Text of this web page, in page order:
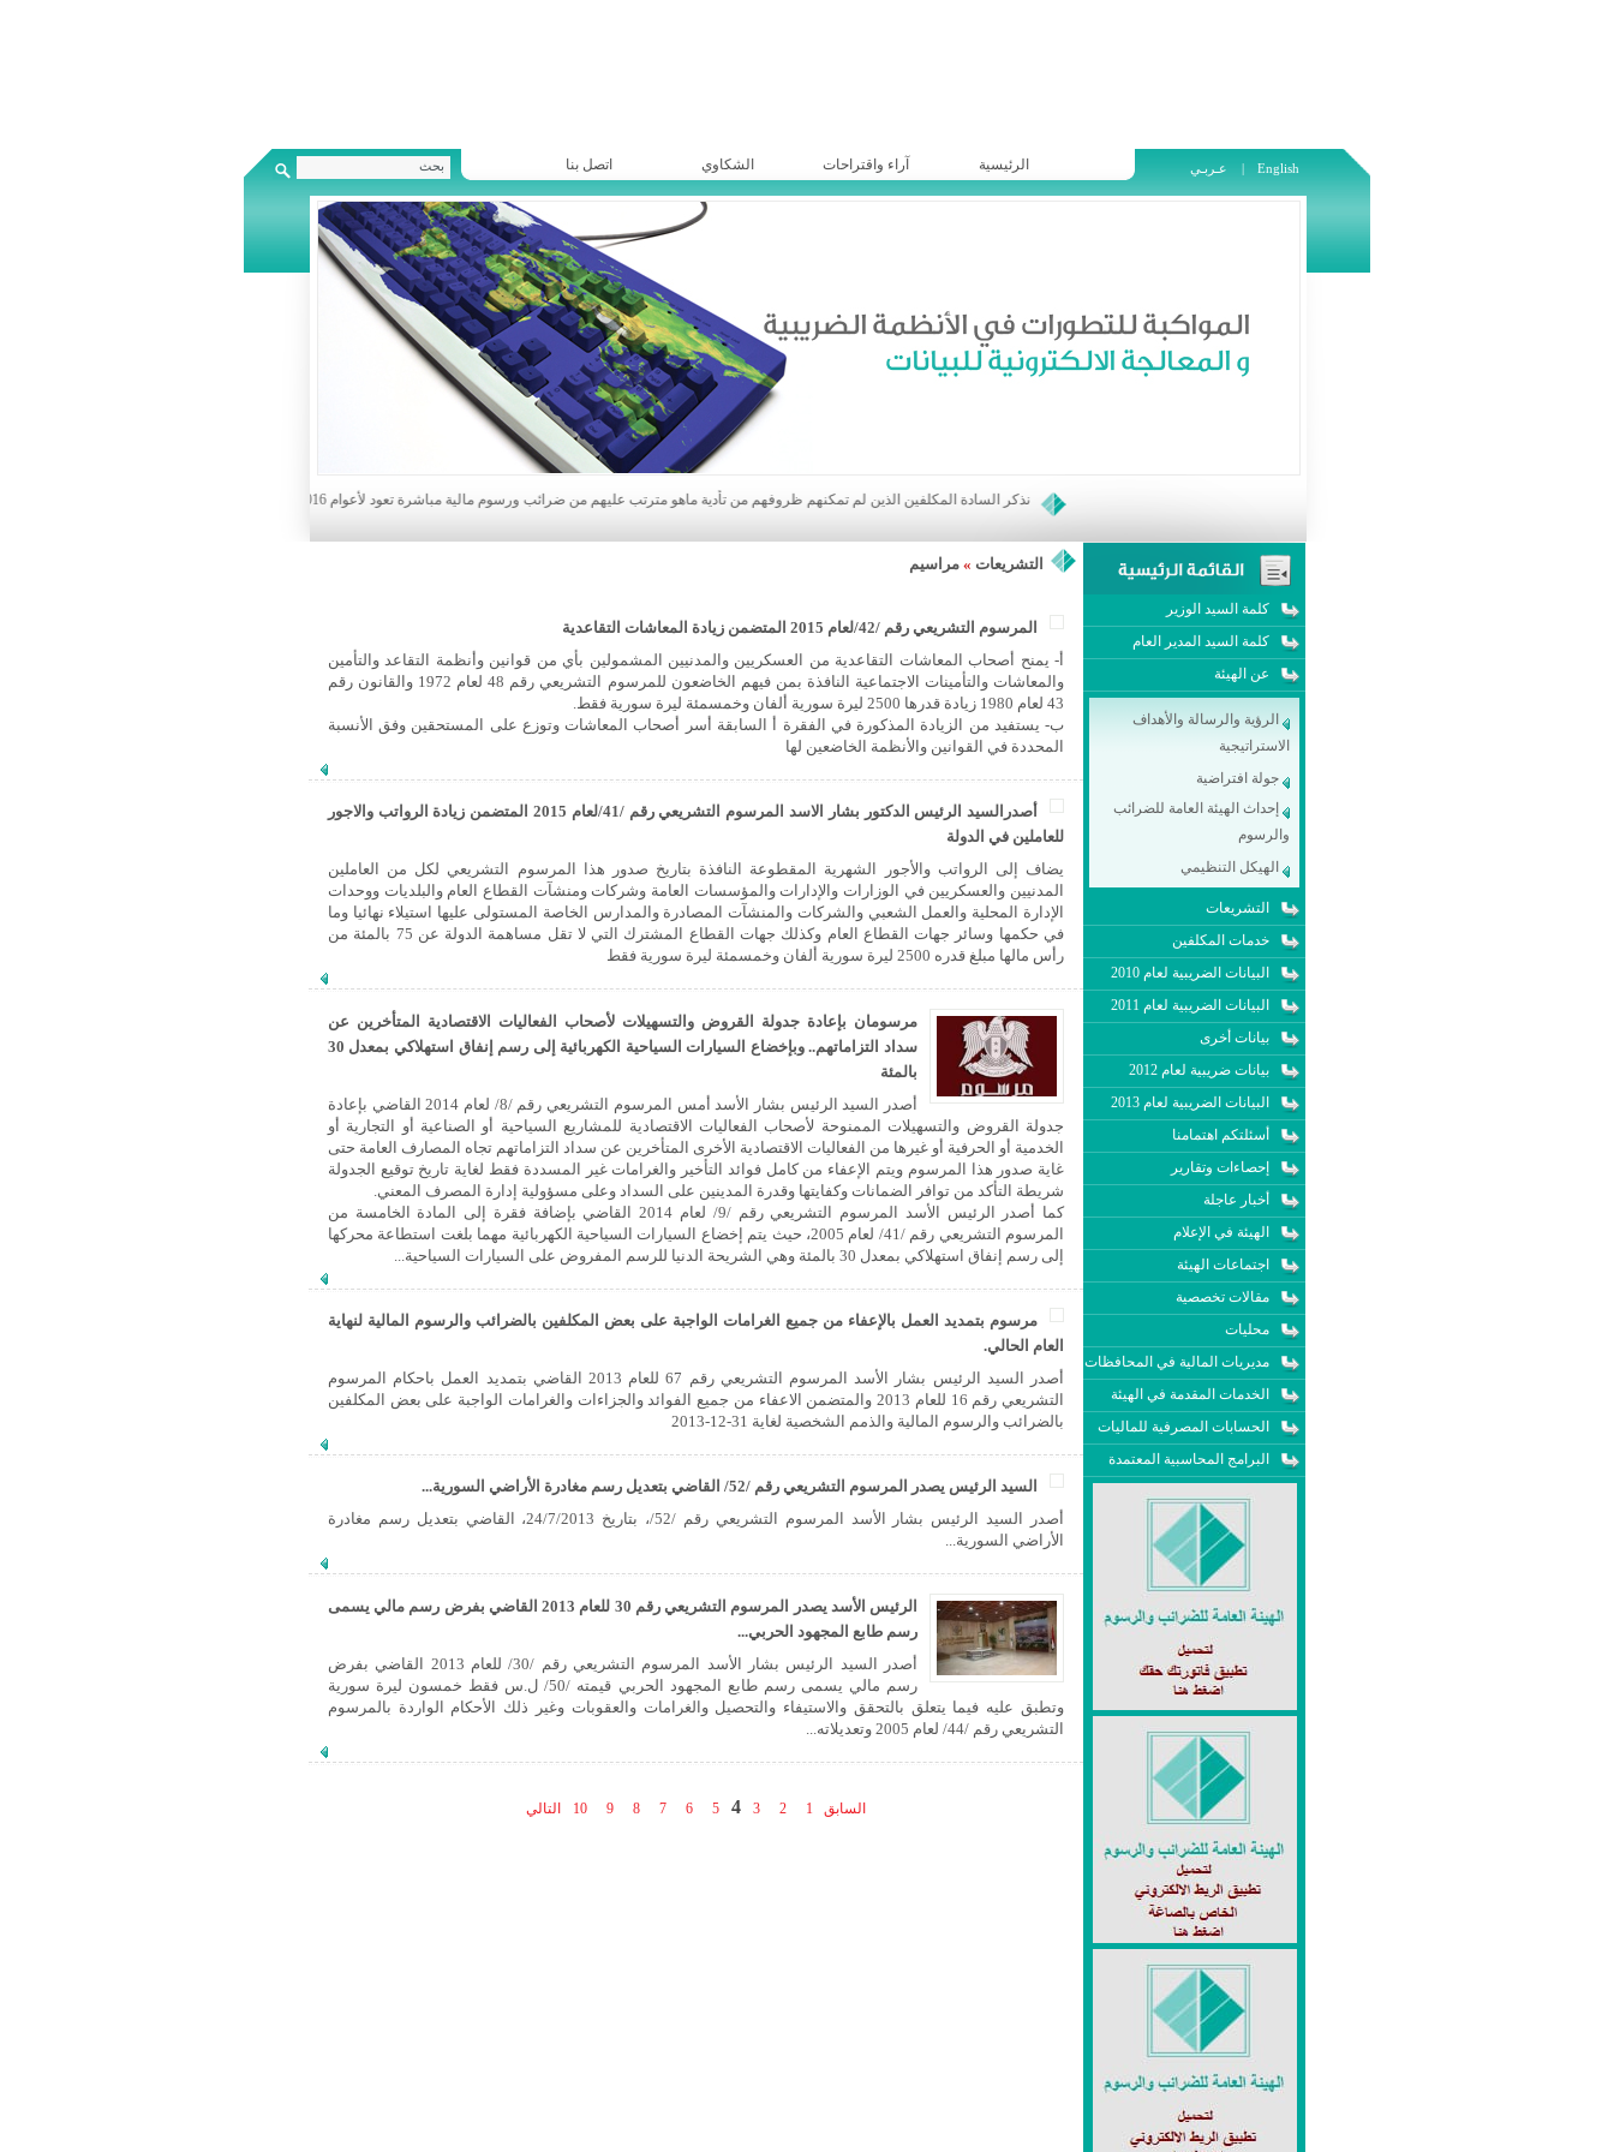
الرئيسية آراء واقتراحات الشكاوي اتصل بنا عـربـي | English
نذكر السادة المكلفين الذين لم تمكنهم ظروفهم من تأدية ماهو مترتب عليهم من ضرائب ورسوم مالية مباشرة تعود لأعوام 2016 وما قبل ولمكلفي ضريبة دخل الأرباح الحقيقية عن أعوام 2015 و ماقبل والمحققة والموضوعة موضع التحصيل خلال عام 2021 بالمبادرة الى الاستفادة من أحكام القانون (25) تاريخ 3/8/2017 والذي منحهم عفواً عن الفوائد والجزاءات والغرامات وذلك في حال تسديدهم ماهو مترتب عليهم من ضرائب ورسوم حتى 31/12/2021يرجى من السادة المواطنين الذين لديهم أي شكوى أو استفسار مراسلة الهيئة العامة للضرائب والرسوم عبر موقعها الالكتروني أو صفحة الفيس الخاصة بها
التشريعات »مراسيم
المرسوم التشريعي رقم /42/لعام 2015 المتضمن زيادة المعاشات التقاعدية
أ- يمنح أصحاب المعاشات التقاعدية من العسكريين والمدنيين المشمولين بأي من قوانين وأنظمة التقاعد والتأمين
والمعاشات والتأمينات الاجتماعية النافذة بمن فيهم الخاضعون للمرسوم التشريعي رقم 48 لعام 1972 والقانون رقم
43 لعام 1980 زيادة قدرها 2500 ليرة سورية ألفان وخمسمئة ليرة سورية فقط.
ب- يستفيد من الزيادة المذكورة في الفقرة أ السابقة أسر أصحاب المعاشات وتوزع على المستحقين وفق الأنسبة
المحددة في القوانين والأنظمة الخاضعين لها
أصدرالسيد الرئيس الدكتور بشار الاسد المرسوم التشريعي رقم /41/لعام 2015 المتضمن زيادة الرواتب والاجور
للعاملين في الدولة
يضاف إلى الرواتب والأجور الشهرية المقطوعة النافذة بتاريخ صدور هذا المرسوم التشريعي لكل من العاملين
المدنيين والعسكريين في الوزارات والإدارات والمؤسسات العامة وشركات ومنشآت القطاع العام والبلديات ووحدات
الإدارة المحلية والعمل الشعبي والشركات والمنشآت المصادرة والمدارس الخاصة المستولى عليها استيلاء نهائيا وما
في حكمها وسائر جهات القطاع العام وكذلك جهات القطاع المشترك التي لا تقل مساهمة الدولة عن 75 بالمئة من
رأس مالها مبلغ قدره 2500 ليرة سورية ألفان وخمسمئة ليرة سورية فقط
مرسومان بإعادة جدولة القروض والتسهيلات لأصحاب الفعاليات الاقتصادية المتأخرين عن
سداد التزاماتهم.. وبإخضاع السيارات السياحية الكهربائية إلى رسم إنفاق استهلاكي بمعدل 30
بالمئة
أصدر السيد الرئيس بشار الأسد أمس المرسوم التشريعي رقم /8/ لعام 2014 القاضي بإعادة
جدولة القروض والتسهيلات الممنوحة لأصحاب الفعاليات الاقتصادية للمشاريع السياحية أو الصناعية أو التجارية أو
الخدمية أو الحرفية أو غيرها من الفعاليات الاقتصادية الأخرى المتأخرين عن سداد التزاماتهم تجاه المصارف العامة حتى
غاية صدور هذا المرسوم ويتم الإعفاء من كامل فوائد التأخير والغرامات غير المسددة فقط لغاية تاريخ توقيع الجدولة
شريطة التأكد من توافر الضمانات وكفايتها وقدرة المدينين على السداد وعلى مسؤولية إدارة المصرف المعني.
كما أصدر الرئيس الأسد المرسوم التشريعي رقم /9/ لعام 2014 القاضي بإضافة فقرة إلى المادة الخامسة من
المرسوم التشريعي رقم /41/ لعام 2005، حيث يتم إخضاع السيارات السياحية الكهربائية مهما بلغت استطاعة محركها
إلى رسم إنفاق استهلاكي بمعدل 30 بالمئة وهي الشريحة الدنيا للرسم المفروض على السيارات السياحية...
مرسوم بتمديد العمل بالإعفاء من جميع الغرامات الواجبة على بعض المكلفين بالضرائب والرسوم المالية لنهاية
العام الحالي.
أصدر السيد الرئيس بشار الأسد المرسوم التشريعي رقم 67 للعام 2013 القاضي بتمديد العمل باحكام المرسوم
التشريعي رقم 16 للعام 2013 والمتضمن الاعفاء من جميع الفوائد والجزاءات والغرامات الواجبة على بعض المكلفين
بالضرائب والرسوم المالية والذمم الشخصية لغاية 31-12-2013
السيد الرئيس يصدر المرسوم التشريعي رقم /52/ القاضي بتعديل رسم مغادرة الأراضي السورية...
أصدر السيد الرئيس بشار الأسد المرسوم التشريعي رقم /52/، بتاريخ 24/7/2013، القاضي بتعديل رسم مغادرة
الأراضي السورية...
الرئيس الأسد يصدر المرسوم التشريعي رقم 30 للعام 2013 القاضي بفرض رسم مالي يسمى
رسم طابع المجهود الحربي...
أصدر السيد الرئيس بشار الأسد المرسوم التشريعي رقم /30/ للعام 2013 القاضي بفرض
رسم مالي يسمى رسم طابع المجهود الحربي قيمته /50/ ل.س فقط خمسون ليرة سورية
وتطبق عليه فيما يتعلق بالتحقق والاستيفاء والتحصيل والغرامات والعقوبات وغير ذلك الأحكام الواردة بالمرسوم
التشريعي رقم /44/ لعام 2005 وتعديلاته...
السابق 4 التالي
كلمة السيد الوزير
كلمة السيد المدير العام
عن الهيئة
الرؤية والرسالة والأهداف
الاستراتيجية
جولة افتراضية
إحداث الهيئة العامة للضرائب
والرسوم
الهيكل التنظيمي
التشريعات
خدمات المكلفين
البيانات الضريبية لعام 2010
البيانات الضريبية لعام 2011
بيانات أخرى
بيانات ضريبية لعام 2012
البيانات الضريبية لعام 2013
أسئلتكم اهتمامنا
إحصاءات وتقارير
أخبار عاجلة
الهيئة في الإعلام
اجتماعات الهيئة
مقالات تخصصية
محليات
مديريات المالية في المحافظات
الخدمات المقدمة في الهيئة
الحسابات المصرفية للماليات
البرامج المحاسبية المعتمدة